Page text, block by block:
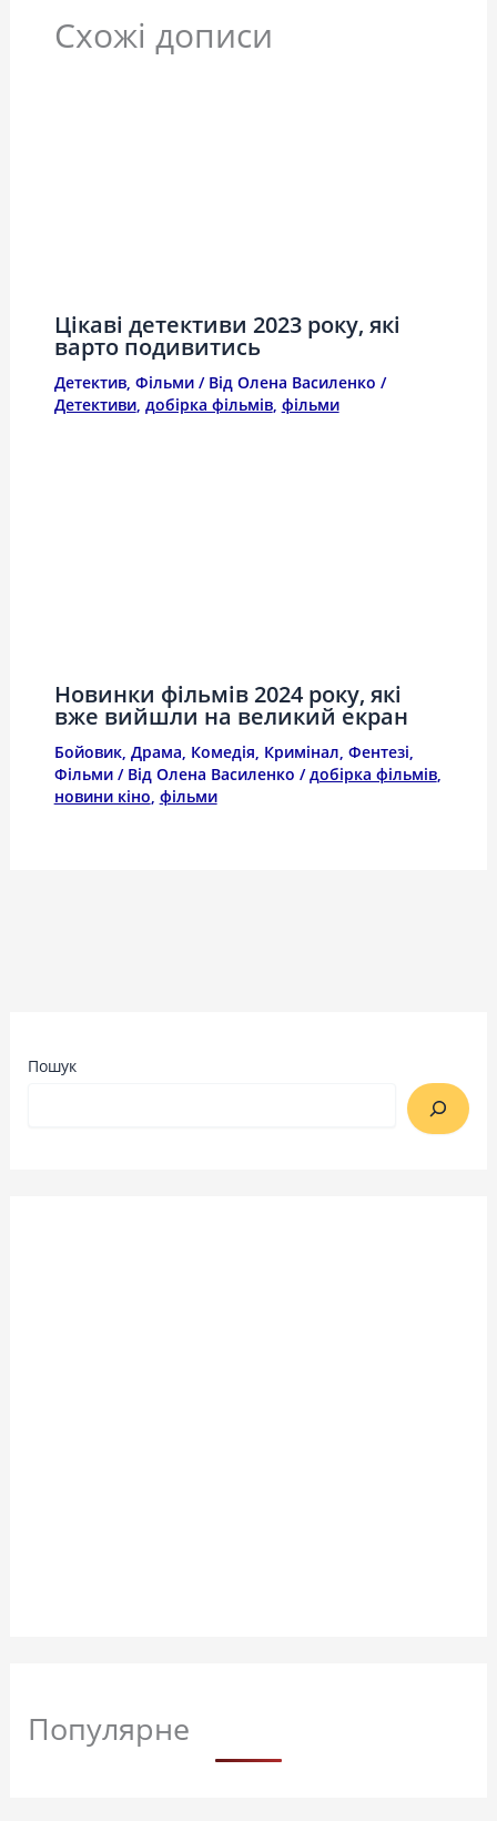
Схожі дописи
Цікаві детективи 2023 року, які
варто подивитись
Детектив, Фільми/ Від Олена Василенко /
Детективи, добірка фільмів, фільми
Новинки фільмів 2024 року, які
вже вийшли на великий екран
Бойовик, Драма, Комедія, Кримінал, Фентезі,
Фільми/ Від Олена Василенко /добірка фільмів,
новини кіно, фільми
Пошук
Популярне